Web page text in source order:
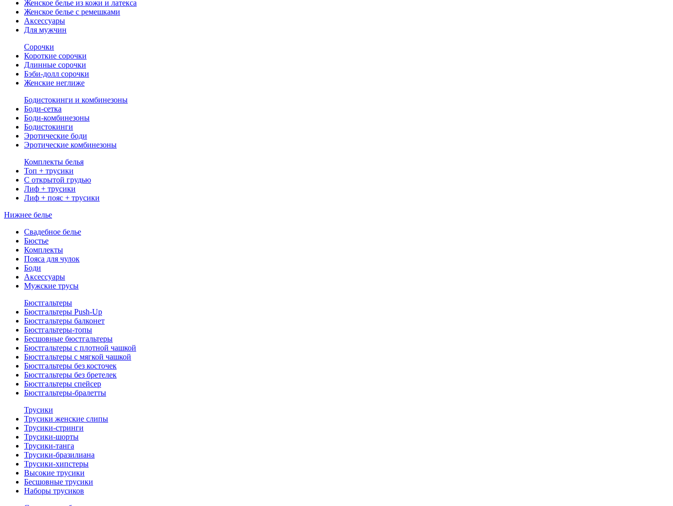
Женское белье из кожи и латекса
Женское белье с ремешками
Аксессуары
Для мужчин
Сорочки
Короткие сорочки
Длинные сорочки
Бэби-долл сорочки
Женские неглиже
Бодистокинги и комбинезоны
Боди-сетка
Боди-комбинезоны
Бодистокинги
Эротические боди
Эротические комбинезоны
Комплекты белья
Топ + трусики
С открытой грудью
Лиф + трусики
Лиф + пояс + трусики
Нижнее белье
Свадебное белье
Бюстье
Комплекты
Пояса для чулок
Боди
Аксессуары
Мужские трусы
Бюстгальтеры
Бюстгальтеры Push-Up
Бюстгальтеры балконет
Бюстгальтеры-топы
Бесшовные бюстгальтеры
Бюстгальтеры с плотной чашкой
Бюстгальтеры с мягкой чашкой
Бюстгальтеры без косточек
Бюстгальтеры без бретелек
Бюстгальтеры спейсер
Бюстгальтеры-бралетты
Трусики
Трусики женские слипы
Трусики-стринги
Трусики-шорты
Трусики-танга
Трусики-бразилиана
Трусики-хипстеры
Высокие трусики
Бесшовные трусики
Наборы трусиков